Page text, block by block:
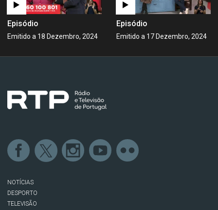
Episódio
Emitido a 18 Dezembro, 2024
Episódio
Emitido a 17 Dezembro, 2024
NOTÍCIAS
DESPORTO
TELEVISÃO